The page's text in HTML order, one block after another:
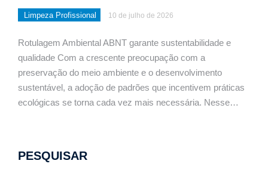
Limpeza Profissional 10 de julho de 2026
Rotulagem Ambiental ABNT garante sustentabilidade e
qualidade Com a crescente preocupação com a
preservação do meio ambiente e o desenvolvimento
sustentável, a adoção de padrões que incentivem práticas
ecológicas se torna cada vez mais necessária. Nesse…
PESQUISAR